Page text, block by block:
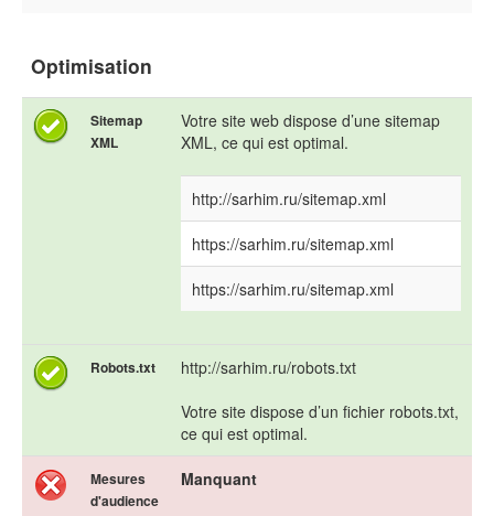
Optimisation
Sitemap
XML
Votre site web dispose d’une sitemap
XML, ce qui est optimal.
http://sarhim.ru/sitemap.xml
https://sarhim.ru/sitemap.xml
https://sarhim.ru/sitemap.xml
Robots.txt
http://sarhim.ru/robots.txt
Votre site dispose d’un fichier robots.txt,
ce qui est optimal.
Mesures
d'audience
Manquant